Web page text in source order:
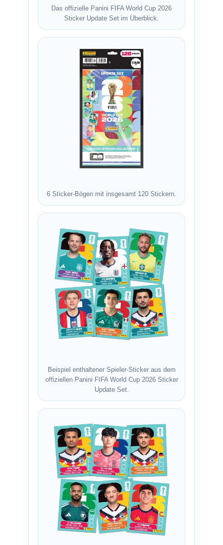
Das offizielle Panini FIFA World Cup 2026
Sticker Update Set im Überblick.
6 Sticker-Bögen mit insgesamt 120 Stickern.
Beispiel enthaltener Spieler-Sticker aus dem
offiziellen Panini FIFA World Cup 2026 Sticker
Update Set.